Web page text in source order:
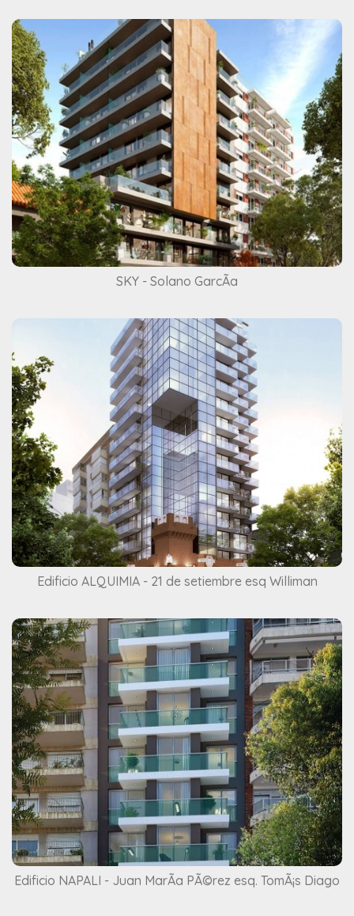
SKY - Solano GarcÃ­a
Edificio ALQUIMIA - 21 de setiembre esq Williman
Edificio NAPALI - Juan MarÃ­a PÃ©rez esq. TomÃ¡s Diago